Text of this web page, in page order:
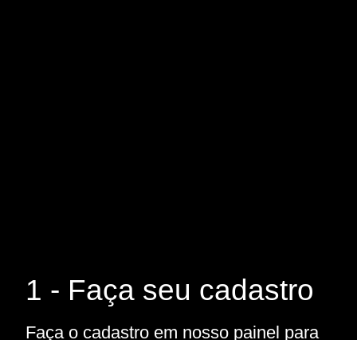
1 - Faça seu cadastro
Faça o cadastro em nosso painel para